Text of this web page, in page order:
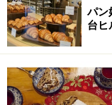
※記事内容は執筆時
い。
※メニューや料金な
の内容です。
パン
台ヒ